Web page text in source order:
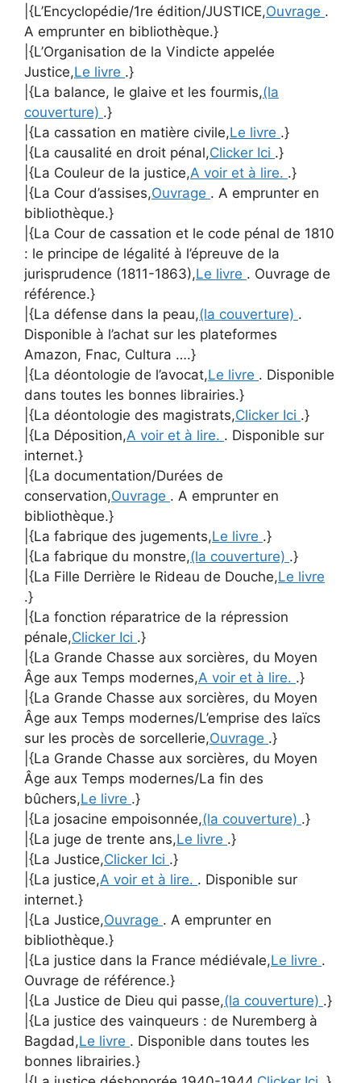
|{L’Encyclopédie/1re édition/JUSTICE,Ouvrage .
A emprunter en bibliothèque.}
|{L’Organisation de la Vindicte appelée
Justice,Le livre .}
|{La balance, le glaive et les fourmis,(la
couverture) .}
|{La cassation en matière civile,Le livre .}
|{La causalité en droit pénal,Clicker Ici .}
|{La Couleur de la justice,A voir et à lire. .}
|{La Cour d’assises,Ouvrage . A emprunter en
bibliothèque.}
|{La Cour de cassation et le code pénal de 1810
: le principe de légalité à l’épreuve de la
jurisprudence (1811-1863),Le livre . Ouvrage de
référence.}
|{La défense dans la peau,(la couverture) .
Disponible à l’achat sur les plateformes
Amazon, Fnac, Cultura ….}
|{La déontologie de l’avocat,Le livre . Disponible
dans toutes les bonnes librairies.}
|{La déontologie des magistrats,Clicker Ici .}
|{La Déposition,A voir et à lire. . Disponible sur
internet.}
|{La documentation/Durées de
conservation,Ouvrage . A emprunter en
bibliothèque.}
|{La fabrique des jugements,Le livre .}
|{La fabrique du monstre,(la couverture) .}
|{La Fille Derrière le Rideau de Douche,Le livre
.}
|{La fonction réparatrice de la répression
pénale,Clicker Ici .}
|{La Grande Chasse aux sorcières, du Moyen
Âge aux Temps modernes,A voir et à lire. .}
|{La Grande Chasse aux sorcières, du Moyen
Âge aux Temps modernes/L’emprise des laïcs
sur les procès de sorcellerie,Ouvrage .}
|{La Grande Chasse aux sorcières, du Moyen
Âge aux Temps modernes/La fin des
bûchers,Le livre .}
|{La josacine empoisonnée,(la couverture) .}
|{La juge de trente ans,Le livre .}
|{La Justice,Clicker Ici .}
|{La justice,A voir et à lire. . Disponible sur
internet.}
|{La Justice,Ouvrage . A emprunter en
bibliothèque.}
|{La justice dans la France médiévale,Le livre .
Ouvrage de référence.}
|{La Justice de Dieu qui passe,(la couverture) .}
|{La justice des vainqueurs : de Nuremberg à
Bagdad,Le livre . Disponible dans toutes les
bonnes librairies.}